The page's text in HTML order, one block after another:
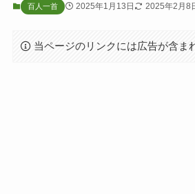
百人一首 2025年1月13日 2025年2月8
当ページのリンクには広告が含ま